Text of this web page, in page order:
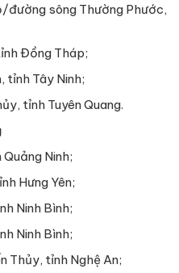
đường sông Thường Phước,
Đồng Tháp;
tỉnh Tây Ninh;
tỉnh Tuyên Quang.
Ninh;
Hưng Yên;
Ninh Bình;
Ninh Bình;
Thủy, tỉnh Nghệ An;